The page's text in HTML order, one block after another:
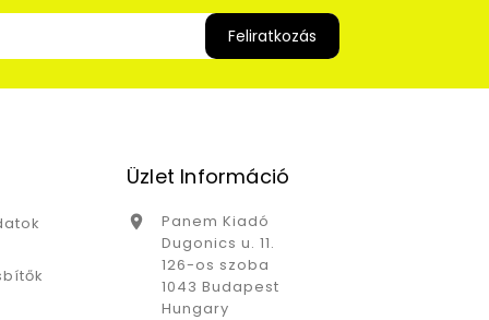
Üzlet Információ

Panem Kiadó
Dugonics u. 11.
126-os szoba
1043 Budapest
Hungary